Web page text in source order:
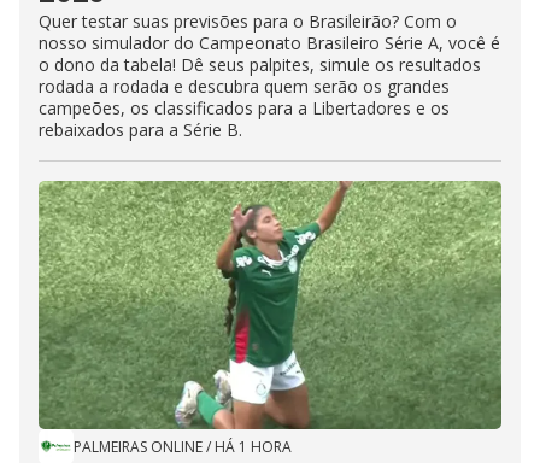
Quer testar suas previsões para o Brasileirão? Com o
nosso simulador do Campeonato Brasileiro Série A, você é
o dono da tabela! Dê seus palpites, simule os resultados
rodada a rodada e descubra quem serão os grandes
campeões, os classificados para a Libertadores e os
rebaixados para a Série B.
PALMEIRAS ONLINE/ HÁ 1 HORA